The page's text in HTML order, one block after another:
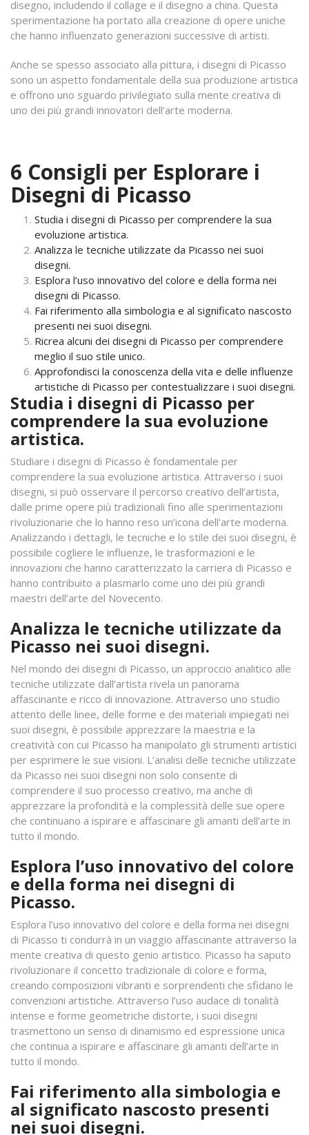
disegno, includendo il collage e il disegno a china. Questa
sperimentazione ha portato alla creazione di opere uniche
che hanno influenzato generazioni successive di artisti.
Anche se spesso associato alla pittura, i disegni di Picasso
sono un aspetto fondamentale della sua produzione artistica
e offrono uno sguardo privilegiato sulla mente creativa di
uno dei più grandi innovatori dell’arte moderna.
6 Consigli per Esplorare i
Disegni di Picasso
Studia i disegni di Picasso per comprendere la sua
evoluzione artistica.
Analizza le tecniche utilizzate da Picasso nei suoi
disegni.
Esplora l’uso innovativo del colore e della forma nei
disegni di Picasso.
Fai riferimento alla simbologia e al significato nascosto
presenti nei suoi disegni.
Ricrea alcuni dei disegni di Picasso per comprendere
meglio il suo stile unico.
Approfondisci la conoscenza della vita e delle influenze
artistiche di Picasso per contestualizzare i suoi disegni.
Studia i disegni di Picasso per
comprendere la sua evoluzione
artistica.
Studiare i disegni di Picasso è fondamentale per
comprendere la sua evoluzione artistica. Attraverso i suoi
disegni, si può osservare il percorso creativo dell’artista,
dalle prime opere più tradizionali fino alle sperimentazioni
rivoluzionarie che lo hanno reso un’icona dell’arte moderna.
Analizzando i dettagli, le tecniche e lo stile dei suoi disegni, è
possibile cogliere le influenze, le trasformazioni e le
innovazioni che hanno caratterizzato la carriera di Picasso e
hanno contribuito a plasmarlo come uno dei più grandi
maestri dell’arte del Novecento.
Analizza le tecniche utilizzate da
Picasso nei suoi disegni.
Nel mondo dei disegni di Picasso, un approccio analitico alle
tecniche utilizzate dall’artista rivela un panorama
affascinante e ricco di innovazione. Attraverso uno studio
attento delle linee, delle forme e dei materiali impiegati nei
suoi disegni, è possibile apprezzare la maestria e la
creatività con cui Picasso ha manipolato gli strumenti artistici
per esprimere le sue visioni. L’analisi delle tecniche utilizzate
da Picasso nei suoi disegni non solo consente di
comprendere il suo processo creativo, ma anche di
apprezzare la profondità e la complessità delle sue opere
che continuano a ispirare e affascinare gli amanti dell’arte in
tutto il mondo.
Esplora l’uso innovativo del colore
e della forma nei disegni di
Picasso.
Esplora l’uso innovativo del colore e della forma nei disegni
di Picasso ti condurrà in un viaggio affascinante attraverso la
mente creativa di questo genio artistico. Picasso ha saputo
rivoluzionare il concetto tradizionale di colore e forma,
creando composizioni vibranti e sorprendenti che sfidano le
convenzioni artistiche. Attraverso l’uso audace di tonalità
intense e forme geometriche distorte, i suoi disegni
trasmettono un senso di dinamismo ed espressione unica
che continua a ispirare e affascinare gli amanti dell’arte in
tutto il mondo.
Fai riferimento alla simbologia e
al significato nascosto presenti
nei suoi disegni.